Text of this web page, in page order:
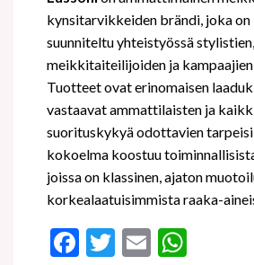
kynsitarvikkeiden brändi, joka
suunniteltu yhteistyössä stylistien,
meikkitaiteilijoiden ja kampaajien
Tuotteet ovat erinomaisen
vastaavat ammattilaisten ja
suorituskykyä odottavien
kokoelma koostuu
joissa on klassinen, ajaton
korkealaatuisimmista raaka-
Facebook
Twitter
Email